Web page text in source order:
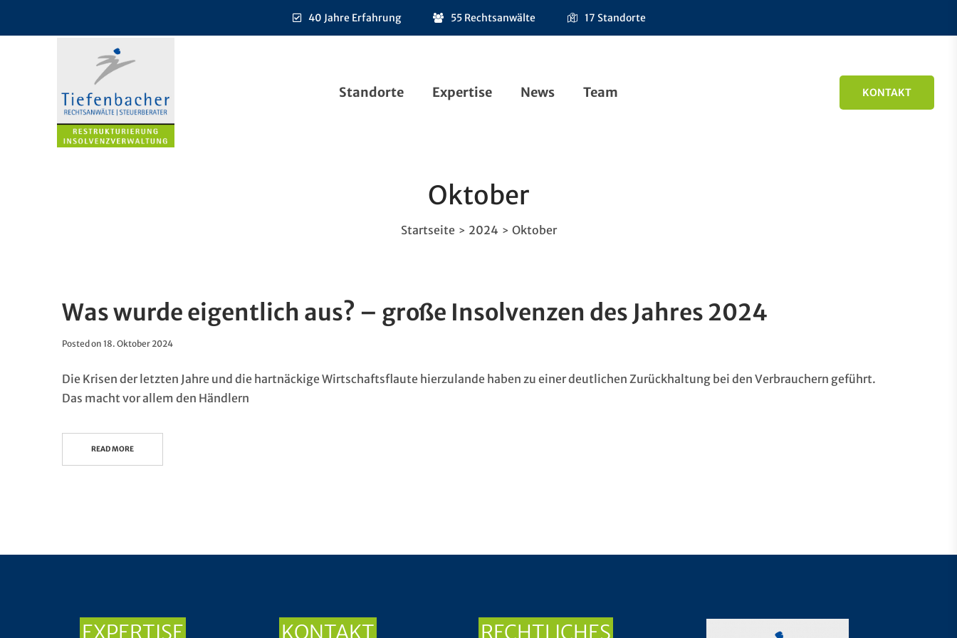
40 Jahre Erfahrung 55 Rechtsanwälte 17 Standorte
Standorte Expertise News Team KONTAKT
Oktober
Startseite > 2024 > Oktober
Was wurde eigentlich aus? – große Insolvenzen des Jahres 2024
Posted on 18. Oktober 2024
Die Krisen der letzten Jahre und die hartnäckige Wirtschaftsflaute hierzulande haben zu einer deutlichen Zurückhaltung bei den Verbrauchern geführt.
Das macht vor allem den Händlern
READ MORE
EXPERTISE KONTAKT RECHTLICHES